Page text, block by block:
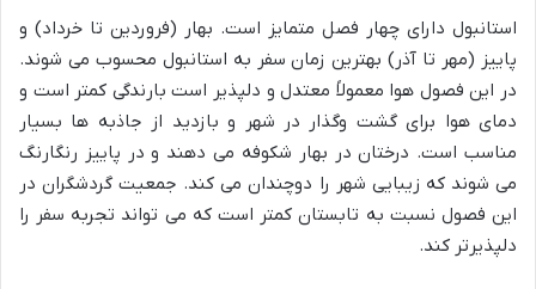
استانبول دارای چهار فصل متمایز است. بهار (فروردین تا خرداد) و
پاییز (مهر تا آذر) بهترین زمان سفر به استانبول محسوب می شوند.
در این فصول هوا معمولاً معتدل و دلپذیر است بارندگی کمتر است و
دمای هوا برای گشت وگذار در شهر و بازدید از جاذبه ها بسیار
مناسب است. درختان در بهار شکوفه می دهند و در پاییز رنگارنگ
می شوند که زیبایی شهر را دوچندان می کند. جمعیت گردشگران در
این فصول نسبت به تابستان کمتر است که می تواند تجربه سفر را
دلپذیرتر کند.